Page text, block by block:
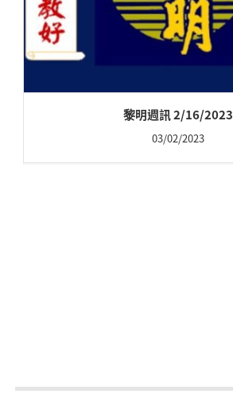
黎明週訊 2/16/2023
03/02/2023